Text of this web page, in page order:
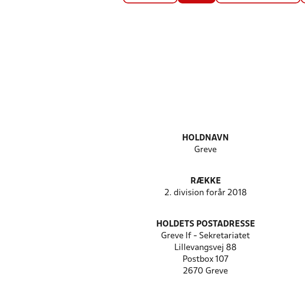
HOLDNAVN
Greve
RÆKKE
2. division forår 2018
HOLDETS POSTADRESSE
Greve If - Sekretariatet
Lillevangsvej 88
Postbox 107
2670 Greve